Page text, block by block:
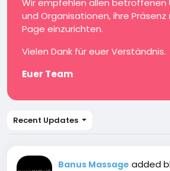
Wir empfehlen allen betroffenen
und Organisationen, ihre
Page einzurichten.
Vielen Dank für euer Verständnis.
Euer Team
Recent Updates
Banus Massage added